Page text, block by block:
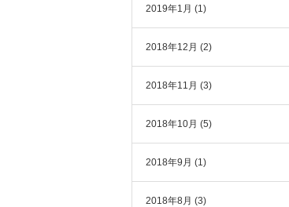
2019年1月 (1)
2018年12月 (2)
2018年11月 (3)
2018年10月 (5)
2018年9月 (1)
2018年8月 (3)